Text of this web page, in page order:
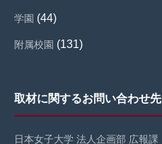
学園 (44)
附属校園 (131)
取材に関するお問い合わせ先
日本女子大学 法人企画部 広報課